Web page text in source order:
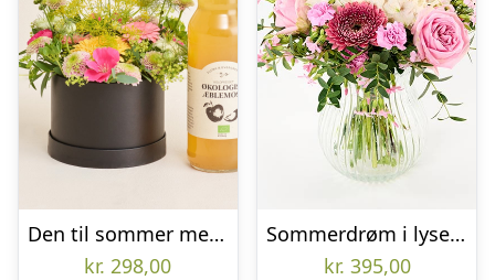
Den til sommer med Flora & Evergreen Øko æblemost
kr. 298,00
Sommerdrøm i lyse farver – Send blomster med Bloomit
kr. 395,00